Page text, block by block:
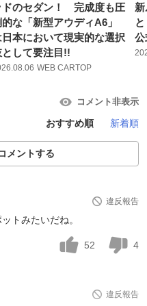
ドのセダン！ 完成度も圧
な「新型アウディA6」
日本において現実的な選択
として要注目!!
WEB CARTOP
公
コメント非表示
おすすめ順 新着順
メントする
違反報告
トみたいだね。
52 4
違反報告